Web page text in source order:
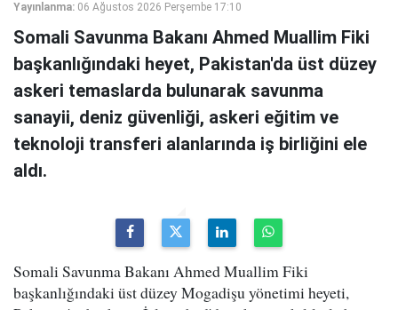
Yayınlanma: 06 Ağustos 2026 Perşembe 17:10
Somali Savunma Bakanı Ahmed Muallim Fiki
başkanlığındaki heyet, Pakistan'da üst düzey
askeri temaslarda bulunarak savunma
sanayii, deniz güvenliği, askeri eğitim ve
teknoloji transferi alanlarında iş birliğini ele
aldı.
Somali Savunma Bakanı Ahmed Muallim Fiki
başkanlığındaki üst düzey Mogadişu yönetimi heyeti,